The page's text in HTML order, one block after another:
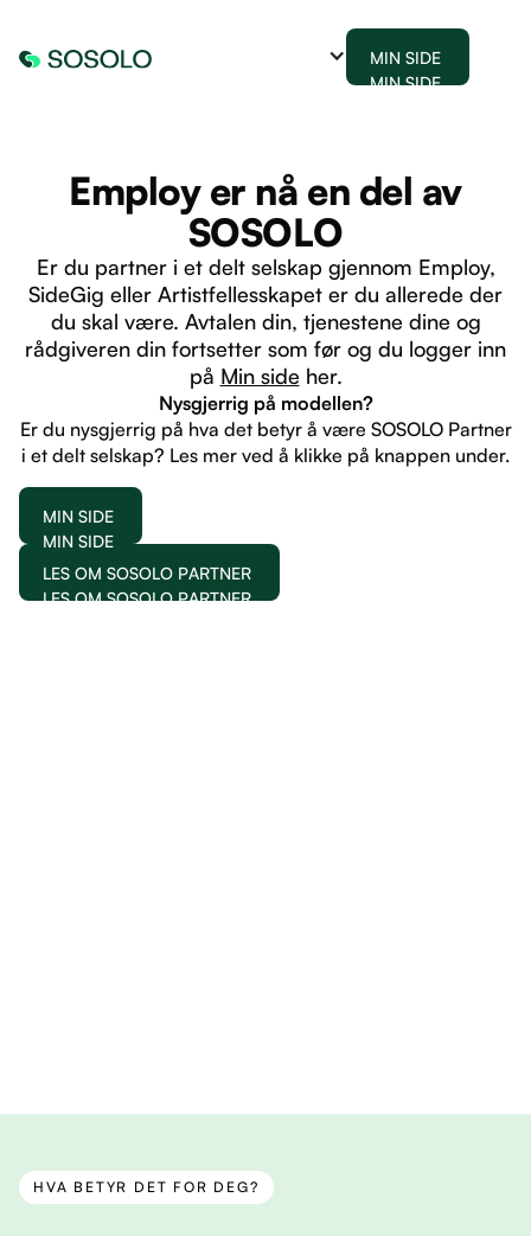
MIN SIDE
MIN SIDE
Employ er nå en del av
SOSOLO
Er du partner i et delt selskap gjennom Employ,
SideGig eller Artistfellesskapet er du allerede der
du skal være. Avtalen din, tjenestene dine og
rådgiveren din fortsetter som før og du logger inn
på Min side her.
Nysgjerrig på modellen?
Er du nysgjerrig på hva det betyr å være SOSOLO Partner
i et delt selskap? Les mer ved å klikke på knappen under.
MIN SIDE
MIN SIDE
LES OM SOSOLO PARTNER
LES OM SOSOLO PARTNER
HVA BETYR DET FOR DEG?